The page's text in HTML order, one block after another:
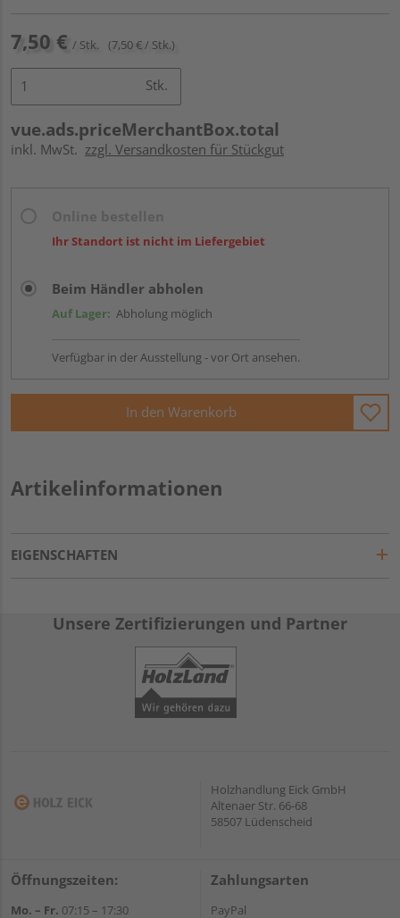
7,50 € / Stk. (7,50 € / Stk.)
Stk.
vue.ads.priceMerchantBox.total
inkl. MwSt. zzgl. Versandkosten für Stückgut
Ihr Standort ist nicht im Liefergebiet
Beim Händler abholen
Auf Lager: Abholung möglich
Verfügbar in der Ausstellung - vor Ort ansehen.
In den Warenkorb
Artikelinformationen
EIGENSCHAFTEN
Unsere Zertifizierungen und Partner
Holzhandlung Eick GmbH
Altenaer Str. 66-68
58507 Lüdenscheid
Öffnungszeiten:
Mo. – Fr. 07:15 – 17:30
Zahlungsarten
PayPal